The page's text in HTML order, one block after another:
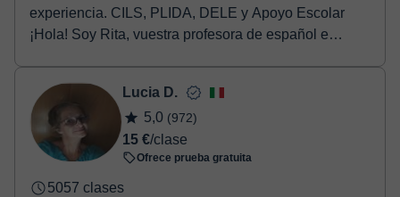
experiencia. CILS, PLIDA, DELE y Apoyo Escolar
¡Hola! Soy Rita, vuestra profesora de español e
Lucia D.
5,0 (972)
15 €/clase
Ofrece prueba gratuita
5057 clases